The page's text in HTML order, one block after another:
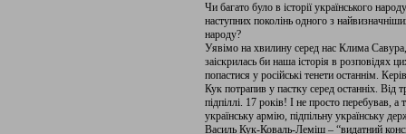
Чи багато було в історії українського
наступних поколінь одного з
народу?
Уявімо на хвилину серед нас Клима
заіскрилась би наша історія в розповідях
попастися у російські тенети останнім.
Кук потрапив у пастку серед останніх. Від
підпіллі. 17 років! І не просто перебував,
українську армію, підпільну українську
Василь Кук-Коваль-Леміш – “видатний